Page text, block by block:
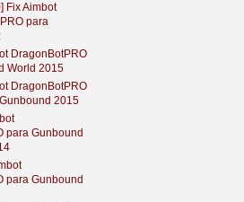
Fix Aimbot
para
DragonBotPRO
World 2015
DragonBotPRO
2015
para Gunbound
para Gunbound